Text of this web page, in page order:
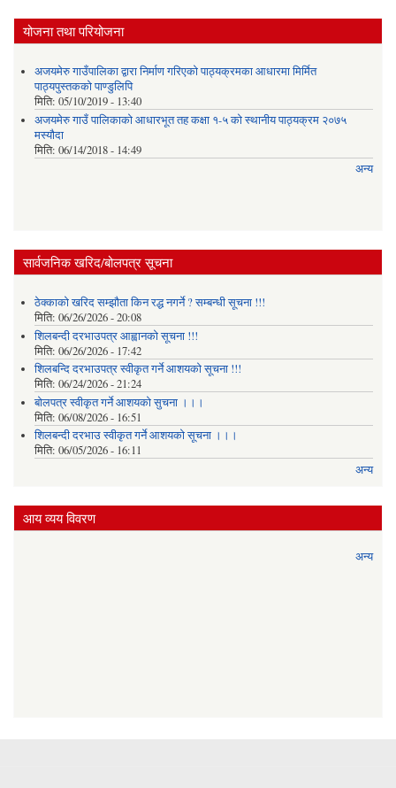
योजना तथा परियोजना
अजयमेरु गाउँपालिका द्वारा निर्माण गरिएको पाठ्यक्रमका आधारमा मिर्मित
पाठ्यपुस्तकको पाण्डुलिपि
मिति: 05/10/2019 - 13:40
अजयमेरु गाउँ पालिकाको आधारभूत तह कक्षा १-५ को स्थानीय पाठ्यक्रम २०७५
मस्यौदा
मिति: 06/14/2018 - 14:49
अन्य
सार्वजनिक खरिद/बोलपत्र सूचना
ठेक्काको खरिद सम्झौता किन रद्ध नगर्ने ? सम्बन्धी सूचना !!!
मिति: 06/26/2026 - 20:08
शिलबन्दी दरभाउपत्र आह्वानको सूचना !!!
मिति: 06/26/2026 - 17:42
शिलबन्दि दरभाउपत्र स्वीकृत गर्ने आशयकाे सूचना !!!
मिति: 06/24/2026 - 21:24
बोलपत्र स्वीकृत गर्ने आशयको सुचना ।।।
मिति: 06/08/2026 - 16:51
शिलबन्दी दरभाउ स्वीकृत गर्ने आशयको सूचना ।।।
मिति: 06/05/2026 - 16:11
अन्य
आय व्यय विवरण
अन्य